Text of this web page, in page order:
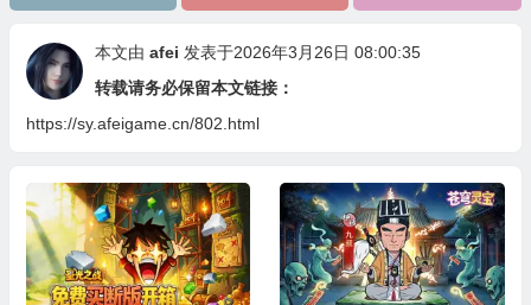
本文由 afei 发表于2026年3月26日 08:00:35
转载请务必保留本文链接：
https://sy.afeigame.cn/802.html